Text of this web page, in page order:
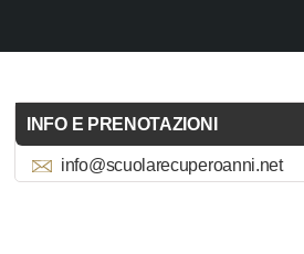
INFO E PRENOTAZIONI
info@scuolarecuperoanni.net